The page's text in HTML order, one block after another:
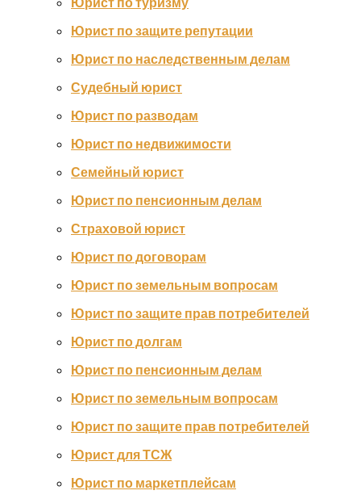
Юрист по защите репутации
Юрист по наследственным делам
Судебный юрист
Юрист по разводам
Юрист по недвижимости
Семейный юрист
Юрист по пенсионным делам
Страховой юрист
Юрист по договорам
Юрист по земельным вопросам
Юрист по защите прав потребителей
Юрист по долгам
Юрист по пенсионным делам
Юрист по земельным вопросам
Юрист по защите прав потребителей
Юрист для ТСЖ
Юрист по маркетплейсам